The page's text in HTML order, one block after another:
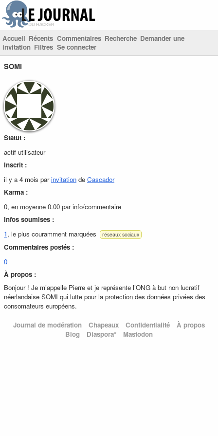
Accueil Récents Commentaires Recherche Demander une
invitation Filtres Se connecter
SOMI
Statut :
actif utilisateur
Inscrit :
il y a 4 mois parinvitation de Cascador
Karma :
0, en moyenne 0.00 par info/commentaire
Infos soumises :
1, le plus couramment marquées réseaux sociaux
Commentaires postés :
0
À propos :
Bonjour ! Je m’appelle Pierre et je représente l’ONG à but non lucratif
néerlandaise SOMI qui lutte pour la protection des données privées des
consomateurs européens.
Journal de modération Chapeaux Confidentialité
À propos
Blog
Diaspora* Mastodon